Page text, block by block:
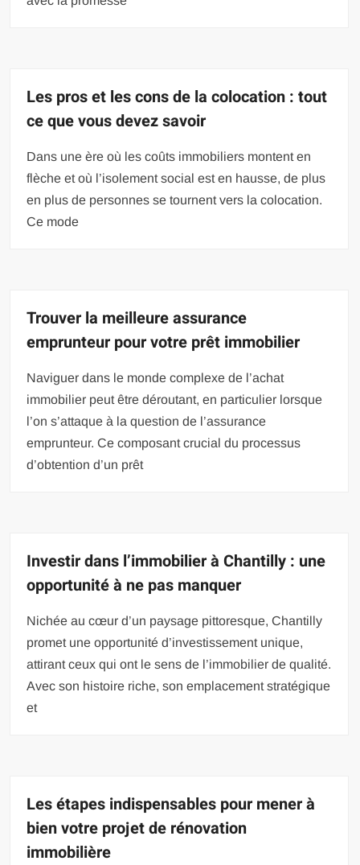
Les pros et les cons de la colocation : tout
ce que vous devez savoir
Dans une ère où les coûts immobiliers montent en
flèche et où l’isolement social est en hausse, de plus
en plus de personnes se tournent vers la colocation.
Ce mode
Trouver la meilleure assurance
emprunteur pour votre prêt immobilier
Naviguer dans le monde complexe de l’achat
immobilier peut être déroutant, en particulier lorsque
l’on s’attaque à la question de l’assurance
emprunteur. Ce composant crucial du processus
d’obtention d’un prêt
Investir dans l’immobilier à Chantilly : une
opportunité à ne pas manquer
Nichée au cœur d’un paysage pittoresque, Chantilly
promet une opportunité d’investissement unique,
attirant ceux qui ont le sens de l’immobilier de qualité.
Avec son histoire riche, son emplacement stratégique
et
Les étapes indispensables pour mener à
bien votre projet de rénovation
immobilière